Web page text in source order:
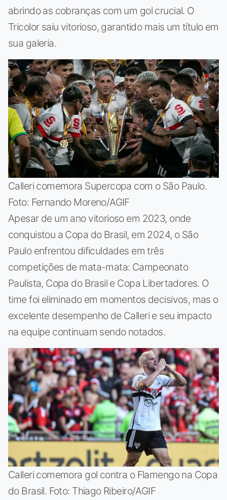
abrindo as cobranças com um gol crucial. O
Tricolor saiu vitorioso, garantido mais um título em
sua galeria.
Calleri comemora Supercopa com o São Paulo.
Foto: Fernando Moreno/AGIF
Apesar de um ano vitorioso em 2023, onde
conquistou a Copa do Brasil, em 2024, o São
Paulo enfrentou dificuldades em três
competições de mata-mata: Campeonato
Paulista, Copa do Brasil e Copa Libertadores. O
time foi eliminado em momentos decisivos, mas o
excelente desempenho de Calleri e seu impacto
na equipe continuam sendo notados.
Calleri comemora gol contra o Flamengo na Copa
do Brasil. Foto: Thiago Ribeiro/AGIF